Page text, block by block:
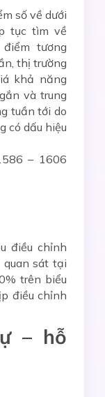
số về dưới
tục tìm về
tương
thị trường
khả năng
và trung
tuần tới do
có dấu hiệu
– 1606
điều chỉnh
sát tại
trên biểu
điều chỉnh
– hỗ